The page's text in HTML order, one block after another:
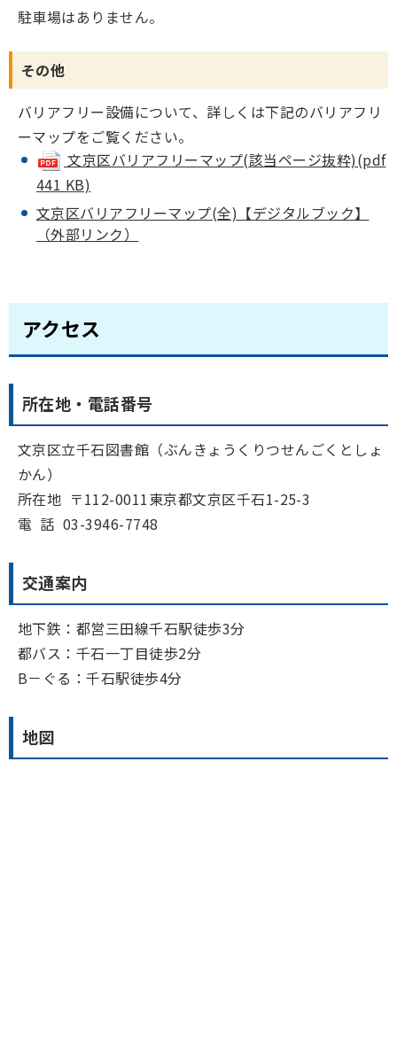
駐車場はありません。
その他
バリアフリー設備について、詳しくは下記のバリアフリ
ーマップをご覧ください。
文京区バリアフリーマップ(該当ページ抜粋)(pdf
441 KB)
文京区バリアフリーマップ(全)【デジタルブック】
（外部リンク）
アクセス
所在地・電話番号
文京区立千石図書館（ぶんきょうくりつせんごくとしょ
かん）
所在地 〒112-0011東京都文京区千石1-25-3
電 話 03-3946-7748
交通案内
地下鉄：都営三田線千石駅徒歩3分
都バス：千石一丁目徒歩2分
B－ぐる：千石駅徒歩4分
地図